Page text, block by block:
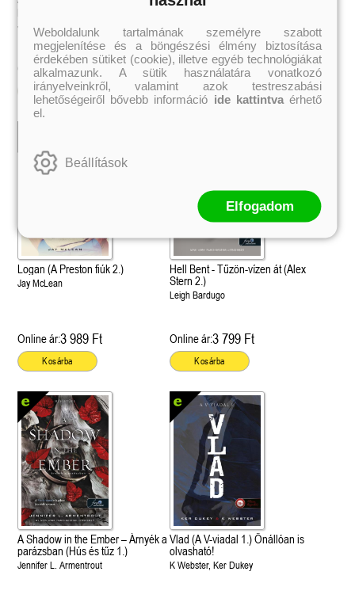
2.)
-Szívcsend,
- Szélben sodródó
29.
Rebecca Yarros
30.
A Court of Silver Flames – Ezüst
lángok udvara (Tüskék és rózsák
udvara 5.)
Különleges éldekorált kiadás! -
Javított kiadás
(Sors és tűz 3.)
39.
Fire In You - Benned
(Várok rád 6.)
Jennifer L. Armentrout
40.
A Queen of Thieves
Jennifer L. Armentrout
Online ár:5 039 Ft
Kosárba
Jennifer L. Armentrout
Online ár:5 879 Ft
Logan (A Preston fiúk 2.)
Jay McLean
Online ár:3 989 Ft
Kosárba
Hell Bent - Tűzön-vízen át (Alex
Stern 2.)
Leigh Bardugo
Online ár:3 799 Ft
Kosárba
A Shadow in the Ember – Árnyék a
parázsban (Hús és tűz 1.)
Jennifer L. Armentrout
Vlad (A V-viadal 1.) Önállóan is
olvasható!
K Webster, Ker Dukey
Weboldalunk tartalmának személyre szabott
megjelenítése és a böngészési élmény biztosítása
érdekében sütiket (cookie), illetve egyéb technológiákat
alkalmazunk. A sütik használatára vonatkozó
irányelveinkről, valamint azok testreszabási
lehetőségeiről bővebb információ ide kattintvaérhető
el.
Beállítások
Elfogadom